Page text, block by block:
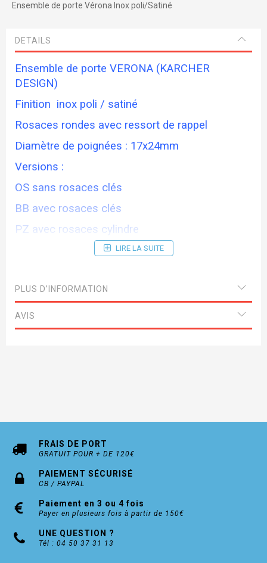
Ensemble de porte Vérona Inox poli/Satiné
DETAILS
Ensemble de porte VERONA (KARCHER
DESIGN)
Finition inox poli / satiné
Rosaces rondes avec ressort de rappel
Diamètre de poignées : 17x24mm
Versions :
OS sans rosaces clés
BB avec rosaces clés
PZ avec rosaces cylindre
BAD avec rosaces condamnation
Délai de livraison 15 jours
Existe en modèle rosaces carrées (nous
LIRE LA SUITE
PLUS D’INFORMATION
AVIS
FRAIS DE PORT
GRATUIT POUR + DE 120€
PAIEMENT SÉCURISÉ
CB / PAYPAL
Paiement en 3 ou 4 fois
Payer en plusieurs fois à partir de 150€
UNE QUESTION ?
Tél : 04 50 37 31 13